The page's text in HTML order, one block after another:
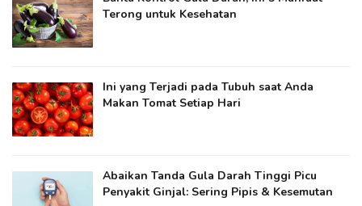
Terong untuk Kesehatan
Ini yang Terjadi pada Tubuh saat Anda
Makan Tomat Setiap Hari
Abaikan Tanda Gula Darah Tinggi Picu
Penyakit Ginjal: Sering Pipis & Kesemutan